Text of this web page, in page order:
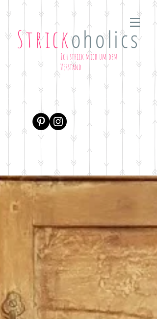
Strickoholics
Ich strick mich um den
Verstand